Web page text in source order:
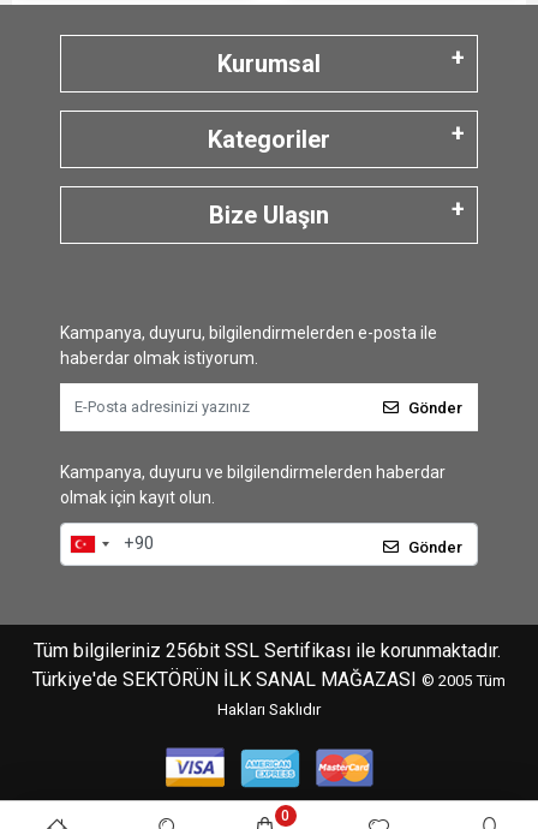
Kurumsal
Kategoriler
Bize Ulaşın
Kampanya, duyuru, bilgilendirmelerden e-posta ile
haberdar olmak istiyorum.
Gönder
Kampanya, duyuru ve bilgilendirmelerden haberdar
olmak için kayıt olun.
Gönder
Tüm bilgileriniz 256bit SSL Sertifikası ile korunmaktadır.
Türkiye'de SEKTÖRÜN İLK SANAL MAĞAZASI © 2005 Tüm
Hakları Saklıdır
0